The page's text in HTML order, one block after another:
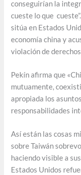
conseguirían la
cueste lo que
sitúa en Estados
economía china y
violación de
Pekín afirma que
mutuamente,
apropiada los
responsabilidades
Así están las cosas
sobre Taiwán
haciendo visible a
Estados Unidos